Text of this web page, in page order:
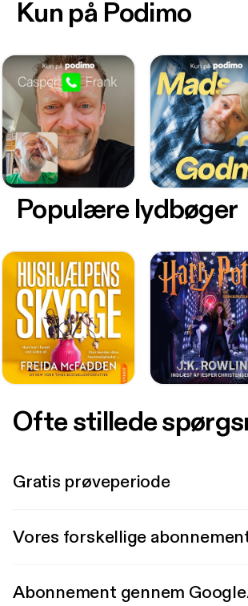
Kun på Podimo
Populære lydbøger
Ofte stillede
Gratis prøveperiode
Vores forskellige
Abonnement gennem